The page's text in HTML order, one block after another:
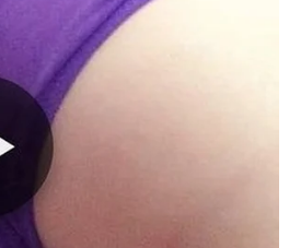
kojima dolazi nešto zaista
bi vam donijeti ostvarenje želje
Poslovni uspjeh i finansijska
velikom srećom u ljubavi. Ako
poznanstvo koje će vam potpuno